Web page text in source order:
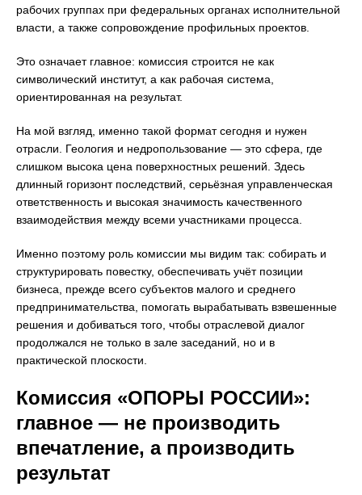
рабочих группах при федеральных органах исполнительной
власти, а также сопровождение профильных проектов.
Это означает главное: комиссия строится не как
символический институт, а как рабочая система,
ориентированная на результат.
На мой взгляд, именно такой формат сегодня и нужен
отрасли. Геология и недропользование — это сфера, где
слишком высока цена поверхностных решений. Здесь
длинный горизонт последствий, серьёзная управленческая
ответственность и высокая значимость качественного
взаимодействия между всеми участниками процесса.
Именно поэтому роль комиссии мы видим так: собирать и
структурировать повестку, обеспечивать учёт позиции
бизнеса, прежде всего субъектов малого и среднего
предпринимательства, помогать вырабатывать взвешенные
решения и добиваться того, чтобы отраслевой диалог
продолжался не только в зале заседаний, но и в
практической плоскости.
Комиссия «ОПОРЫ РОССИИ»:
главное — не производить
впечатление, а производить
результат